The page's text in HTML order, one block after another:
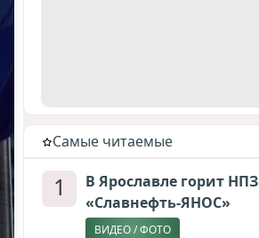
Cамые читаемые
1
В Ярославле горит НПЗ
«Славнефть-ЯНОС»
ВИДЕО / ФОТО